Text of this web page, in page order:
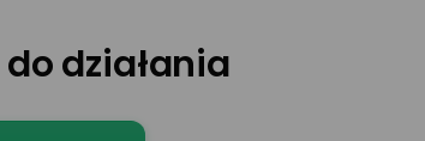
działania
Nazwisko*